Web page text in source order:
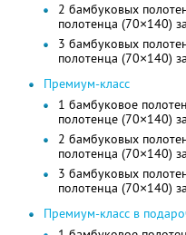
2 бамбуковых
полотенца (70×140) за
3 бамбуковых
полотенца (70×140) за
Премиум-класс
1 бамбуковое
полотенце (70×140) за
2 бамбуковых
полотенца (70×140) за
3 бамбуковых
полотенца (70×140) за
Премиум-класс в